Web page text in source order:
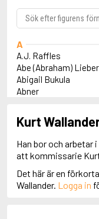
A
A.J. Raffles
Abe (Abraham)
Abigail Bukula
Abner
Adam Fawley
Adamsberg
Adelia Aguilar
Adrian Roca
Alan Banks
Alan Grant
Albert Campion
Kurt
Han bor och arbetar
att kommissarie
Det här är en
Wallander. Logga in